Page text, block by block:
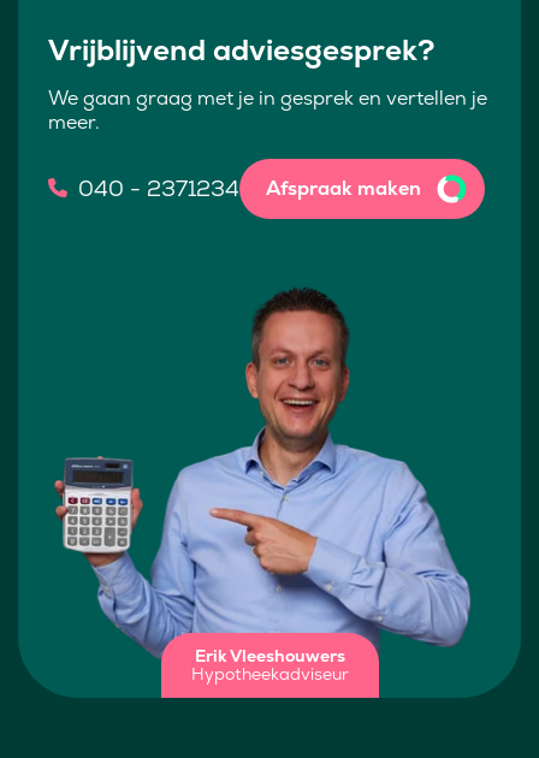
Vrijblijvend adviesgesprek?
We gaan graag met je in gesprek en vertellen je
meer.
040 - 2371234 Afspraak maken
Erik Vleeshouwers
Hypotheekadviseur